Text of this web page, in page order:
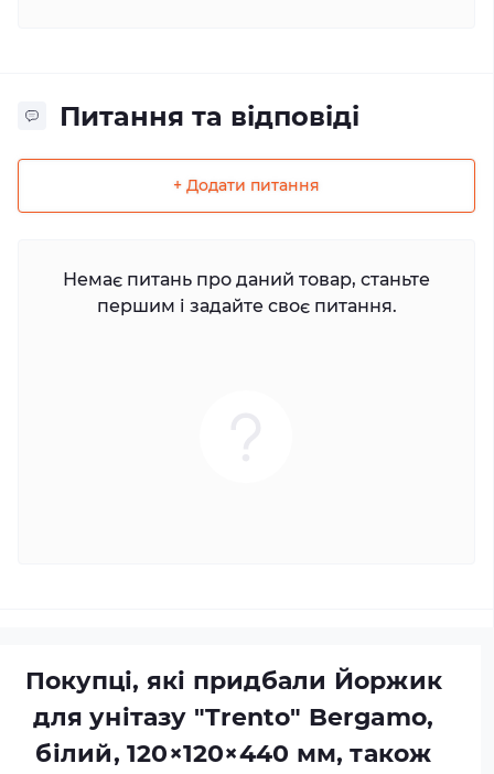
Питання та відповіді
+ Додати питання
Немає питань про даний товар, станьте
першим і задайте своє питання.
Покупці, які придбали Йоржик
для унітазу "Trento" Bergamo,
білий, 120×120×440 мм, також